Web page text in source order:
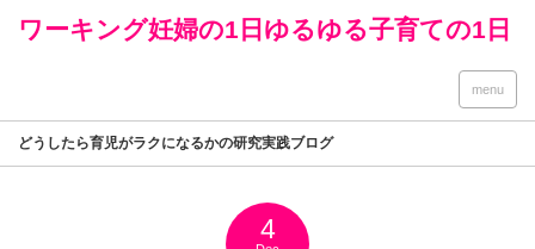
ワーキング妊婦の1日ゆるゆる子育ての1日
menu
どうしたら育児がラクになるかの研究実践ブログ
4